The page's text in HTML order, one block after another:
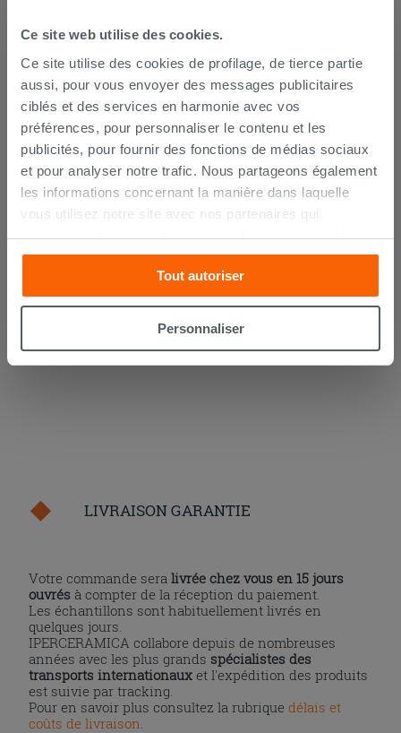
Ce site web utilise des cookies.
Ce site utilise des cookies de profilage, de tierce partie
aussi, pour vous envoyer des messages publicitaires
ciblés et des services en harmonie avec vos
préférences, pour personnaliser le contenu et les
publicités, pour fournir des fonctions de médias sociaux
et pour analyser notre trafic. Nous partageons également
les informations concernant la manière dans laquelle
vous utilisez notre site avec nos partenaires qui
s’occupent d’analyser les données Internet, les publicités
et les réseaux sociaux. Lesdits partenaires pourraient
combiner ces informations avec d’autres que vous leur
avez fournies ou qu’ils ont recueillies à partir de votre
utilisation sur leurs services. Si vous souhaitez en savoir
cookies, ou à quelques-uns seulement,cliquez iciou
Tout autoriser
Personnaliser
Protection acoustique Otval pour
/PC
AJOUTER AU PANIER
LIVRAISON GARANTIE
Votre commande seralivrée chez vous en 15 jours
ouvrés à compter de la réception du paiement.
Les échantillons sont habituellement livrés en
quelques jours.
IPERCERAMICA collabore depuis de nombreuses
années avec les plus grands spécialistes des
transports internationaux et l'expédition des produits
est suivie par tracking.
Pour en savoir plus consultez la rubriquedélais et
coûts de livraison